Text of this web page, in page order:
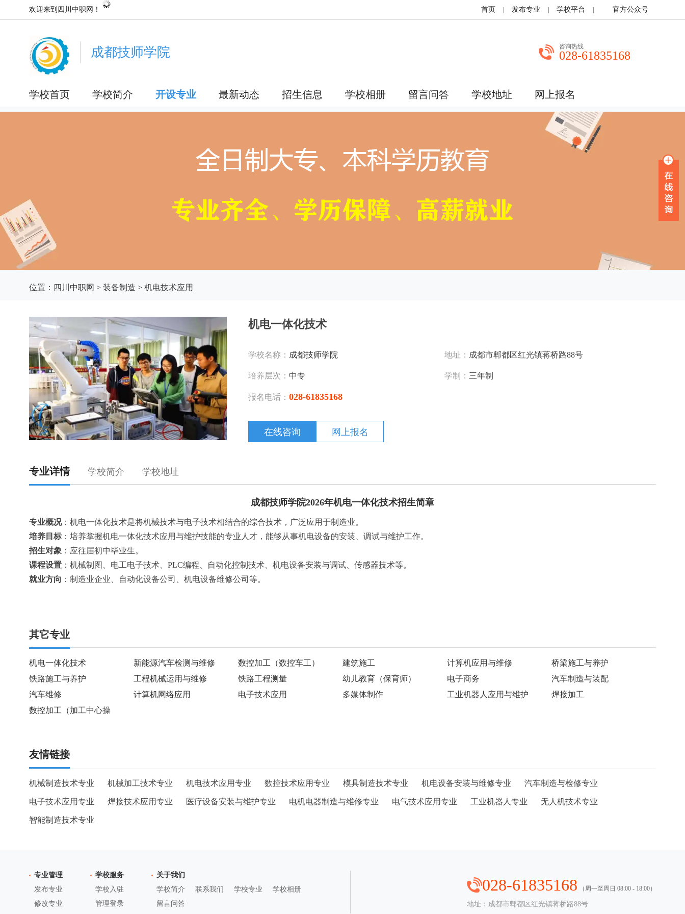
欢迎来到四川中职网！ 首页 发布专业 学校平台 官方公众号
成都技师学院 咨询热线
028-61835168
学校首页 学校简介 开设专业 最新动态 招生信息 学校相册 留言问答 学校地址 网上报名
位置： 四川中职网 > 装备制造 > 机电技术应用
机电一体化技术
学校名称： 成都技师学院 地址： 成都市郫都区红光镇蒋桥路88号
培养层次： 中专 学制： 三年制
报名电话： 028-61835168
网上报名
在线咨询
专业详情 学校简介 学校地址
成都技师学院2026年机电一体化技术招生简章
专业概况：机电一体化技术是将机械技术与电子技术相结合的综合技术，广泛应用于制造业。
培养目标 ：培养掌握机电一体化技术应用与维护技能的专业人才，能够从事机电设备的安装、调试与维护工作。
招生对象 ：应往届初中毕业生。
课程设置 ：机械制图、电工电子技术、PLC编程、自动化控制技术、机电设备安装与调试、传感器技术等。
就业方向 ：制造业企业、自动化设备公司、机电设备维修公司等。
其它专业
机电一体化技术 新能源汽车检测与维修 数控加工（数控车工） 建筑施工 计算机应用与维修
桥梁施工与养护
铁路施工与养护
工程机械运用与维修 铁路工程测量 幼儿教育（保育师） 电子商务
汽车制造与装配
汽车维修
计算机网络应用 电子技术应用 多媒体制作 工业机器人应用与维护
焊接加工
数控加工（加工中心操
友情链接
机械制造技术专业 机械加工技术专业 机电技术应用专业 数控技术应用专业 模具制造技术专业 机电设备安装与维修专业 汽车制造与检修专业
电子技术应用专业 焊接技术应用专业 医疗设备安装与维护专业 电机电器制造与维修专业 电气技术应用专业 工业机器人专业 无人机技术专业
智能制造技术专业
专业管理
发布专业
修改专业
学校服务
学校入驻
管理登录
关于我们
学校简介
联系我们 学校专业
学校相册
留言问答
028-61835168 （周一至周日 08:00 - 18:00）
地址：成都市郫都区红光镇蒋桥路88号